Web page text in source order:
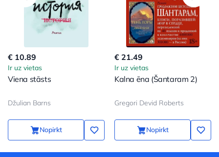
€ 10.89
Ir uz vietas
Viena stāsts
Džulian Barns
Nopirkt
€ 21.49
Ir uz vietas
Kalna ēna (Šantaram 2)
Gregori Devid Roberts
Nopirkt